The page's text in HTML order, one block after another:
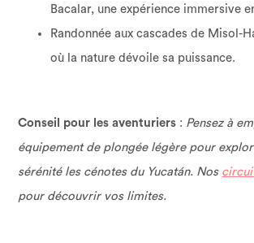
Bacalar, une expérience immersive
Randonnée aux cascades de Misol-
où la nature dévoile sa puissance.
Conseil pour les aventuriers : Pensez à
équipement de plongée légère pour
sérénité les cénotes du Yucatán. Nos
pour découvrir vos limites.